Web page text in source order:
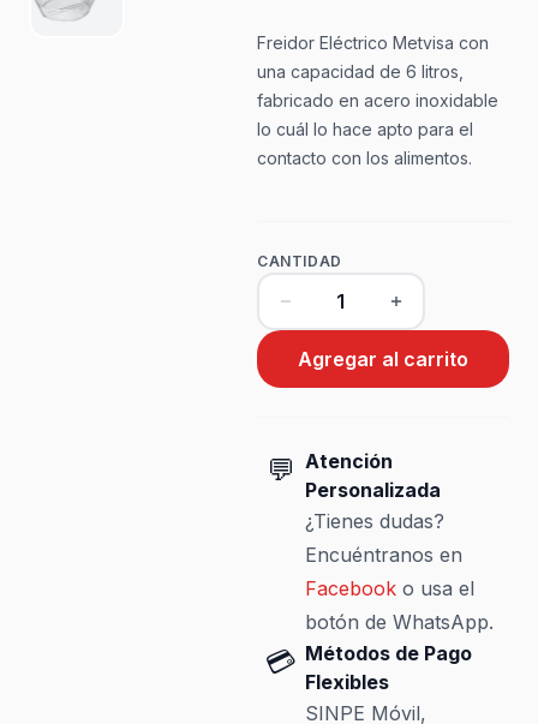
Freidor Eléctrico Metvisa con
una capacidad de 6 litros,
fabricado en acero inoxidable
lo cuál lo hace apto para el
contacto con los alimentos.
CANTIDAD
Agregar al carrito
💬 Atención
Personalizada
¿Tienes dudas?
Encuéntranos en
Facebooko usa el
botón de WhatsApp.
💳 Métodos de Pago
Flexibles
SINPE Móvil,